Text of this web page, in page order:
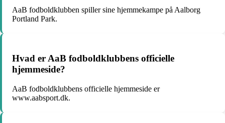
AaB fodboldklubben spiller sine hjemmekampe på Aalborg
Portland Park.
Hvad er AaB fodboldklubbens officielle
hjemmeside?
AaB fodboldklubbens officielle hjemmeside er
www.aabsport.dk.